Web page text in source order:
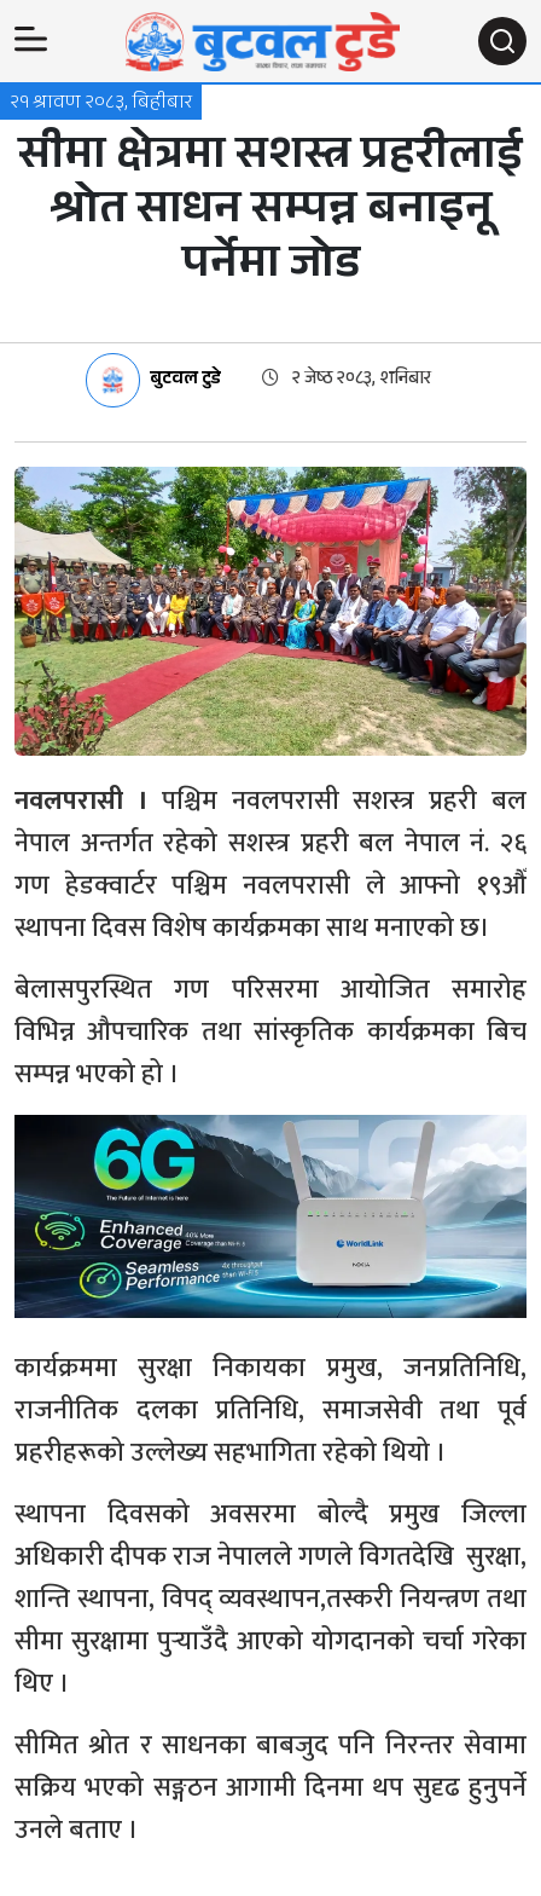
२१ श्रावण २०८३, बिहीबार
सीमा क्षेत्रमा सशस्त्र प्रहरीलाई
श्रोत साधन सम्पन्न बनाइनू
पर्नेमा जोड
बुटवल टुडे २ जेष्ठ २०८३, शनिबार
नवलपरासी । पश्चिम नवलपरासी सशस्त्र प्रहरी बल
नेपाल अन्तर्गत रहेको सशस्त्र प्रहरी बल नेपाल नं. २६
गण हेडक्वार्टर पश्चिम नवलपरासी ले आफ्नो १९औँ
स्थापना दिवस विशेष कार्यक्रमका साथ मनाएको छ।
बेलासपुरस्थित गण परिसरमा आयोजित समारोह
विभिन्न औपचारिक तथा सांस्कृतिक कार्यक्रमका बिच
सम्पन्न भएको हो ।
कार्यक्रममा सुरक्षा निकायका प्रमुख, जनप्रतिनिधि,
राजनीतिक दलका प्रतिनिधि, समाजसेवी तथा पूर्व
प्रहरीहरूको उल्लेख्य सहभागिता रहेको थियो ।
स्थापना दिवसको अवसरमा बोल्दै प्रमुख जिल्ला
अधिकारी दीपक राज नेपालले गणले विगतदेखि सुरक्षा,
शान्ति स्थापना, विपद् व्यवस्थापन,तस्करी नियन्त्रण तथा
सीमा सुरक्षामा पुर्‍याउँदै आएको योगदानको चर्चा गरेका
थिए ।
सीमित श्रोत र साधनका बाबजुद पनि निरन्तर सेवामा
सक्रिय भएको सङ्गठन आगामी दिनमा थप सुदृढ हुनुपर्ने
उनले बताए ।